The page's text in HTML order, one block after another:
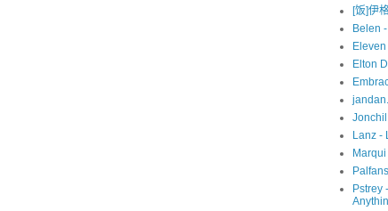
[饭]伊
Belen
Elton
Lanz -
Pstrey